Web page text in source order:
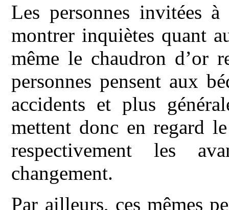
Les personnes invitées
montrer inquiètes quant
même le chaudron d’or
personnes pensent aux
accidents et plus
mettent donc en regard
respectivement les
changement.
Par ailleurs, ces mêmes